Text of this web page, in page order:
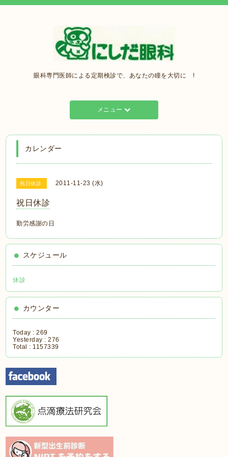
眼科専門医師による定期検診で、あなたの瞳を大切に !
メニュー
カレンダー
祝日休診 2011-11-23 (水)
祝日休診
勤労感謝の日
スケジュール
休診
カウンター
Today :269
Yesterday :276
Total : 1157339